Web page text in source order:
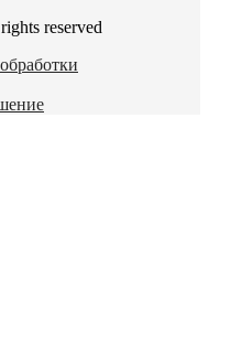
reserved